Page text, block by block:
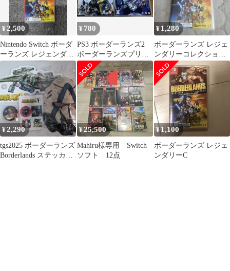
¥ 2,500
Nintendo Switch ボーダ
ーランズ レジェンダリ
ー・コレクション
¥ 780
PS3 ボーダーランズ2
ボーダーランズプリシ
ークエル セット
¥ 1,280
ボーダーランズ レジェ
ンダリーコレクション
（※1のみ）
¥2,290
tgs2025 ボーダーランズ
Borderlands ステッカ
¥25,500
Mahiru様専用 Switch
ソフト 12点
¥1,100
ボーダーランズ レジェ
ンダリーC